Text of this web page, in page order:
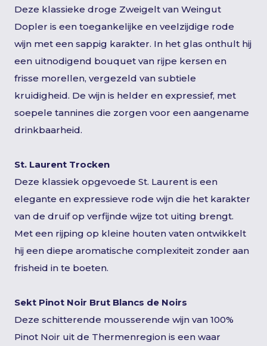
Deze klassieke droge Zweigelt van Weingut
Dopler is een toegankelijke en veelzijdige rode
wijn met een sappig karakter. In het glas onthult hij
een uitnodigend bouquet van rijpe kersen en
frisse morellen, vergezeld van subtiele
kruidigheid. De wijn is helder en expressief, met
soepele tannines die zorgen voor een aangename
drinkbaarheid.
St. Laurent Trocken
Deze klassiek opgevoede St. Laurent is een
elegante en expressieve rode wijn die het karakter
van de druif op verfijnde wijze tot uiting brengt.
Met een rijping op kleine houten vaten ontwikkelt
hij een diepe aromatische complexiteit zonder aan
frisheid in te boeten.
Sekt Pinot Noir Brut Blancs de Noirs
Deze schitterende mousserende wijn van 100%
Pinot Noir uit de Thermenregion is een waar